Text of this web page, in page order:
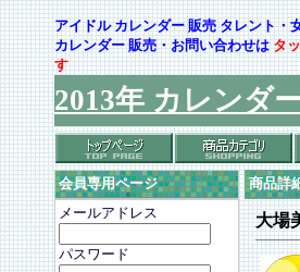
アイドル カレンダー 販売 タレント
カレンダー 販売・お問い合わせはタ
す
2013年 カレンダ
会員専用ページ
メールアドレス
パスワード
商品詳
大場